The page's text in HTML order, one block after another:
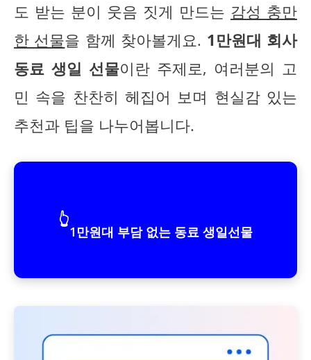
도 받는 분이 웃음 짓게 만드는 감성 충만
한 선물을 함께 찾아볼게요. 1만원대 회사
동료 생일 선물이란 주제로, 여러분의 고
민 속을 찬찬히 헤집어 보며 현실감 있는
추천과 팁을 나누어봅니다.
👆
1만원대 부담 없는 동료 생일선물